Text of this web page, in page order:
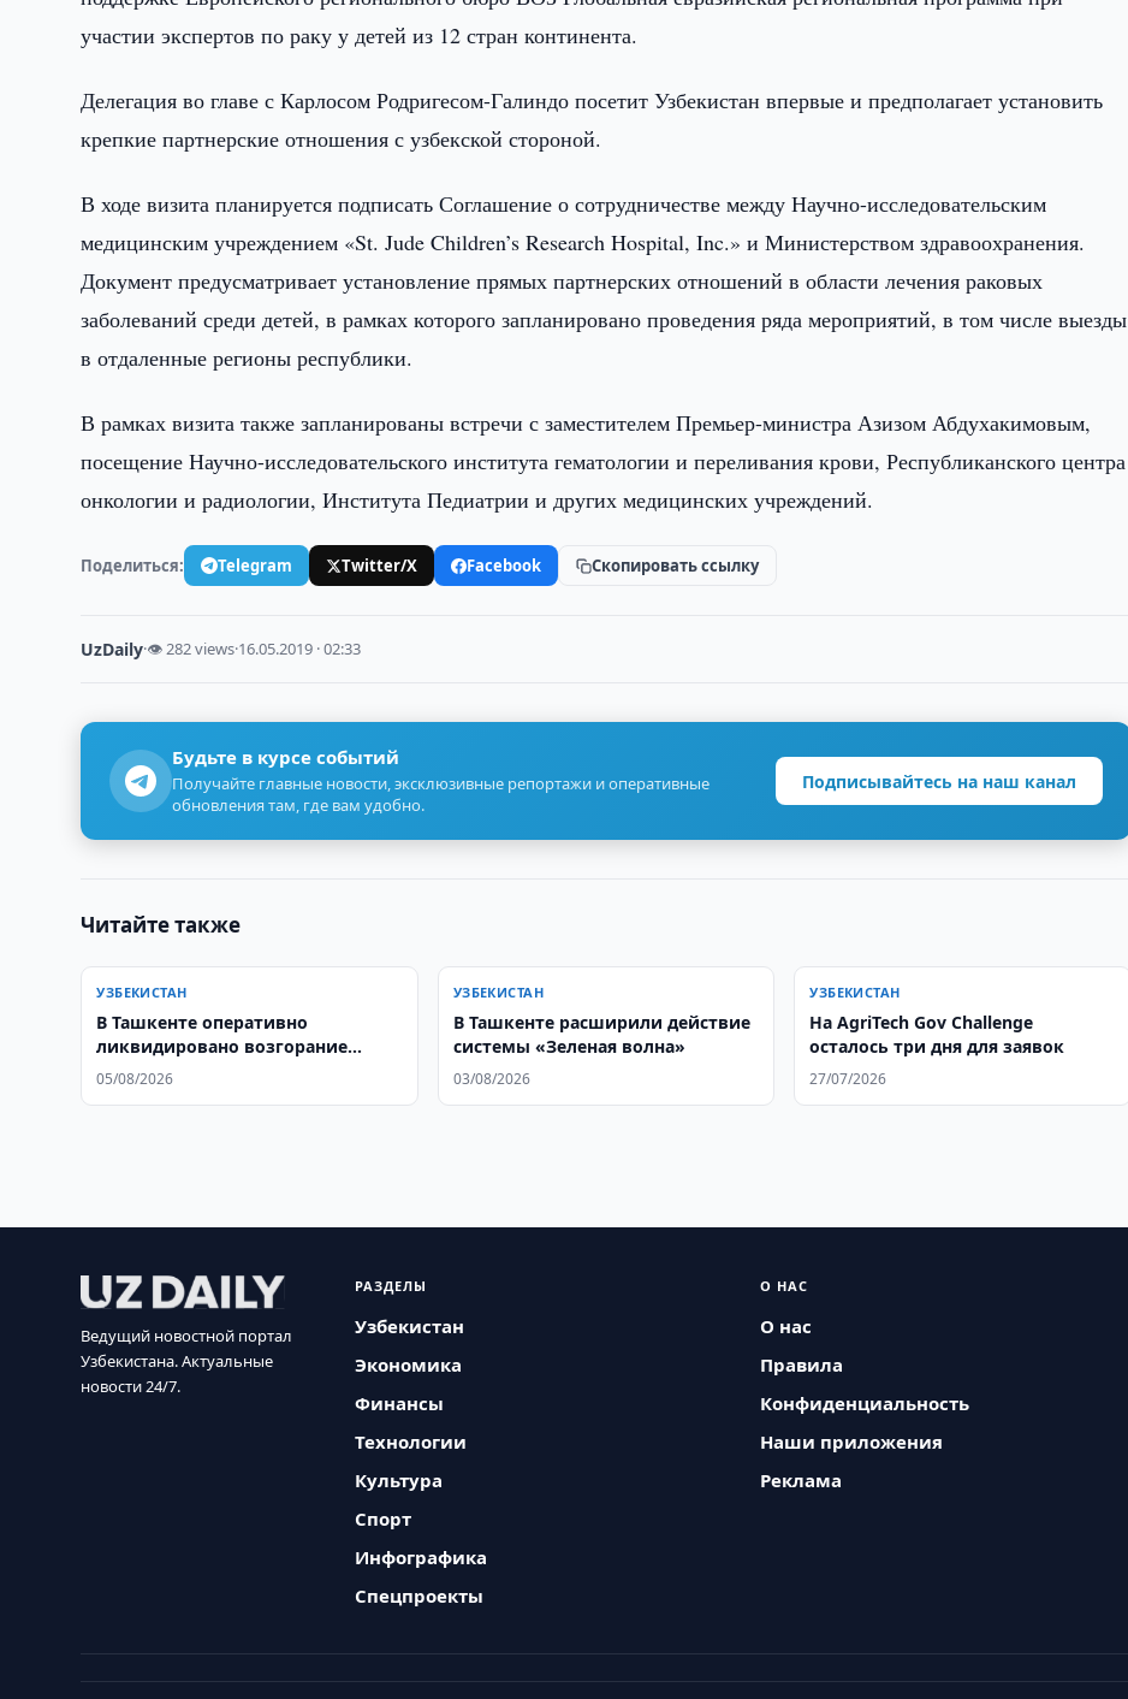
участии экспертов по раку у детей из 12 стран континента.
Делегация во главе с Карлосом Родригесом-Галиндо посетит Узбекистан впервые и предполагает установить
крепкие партнерские отношения с узбекской стороной.
В ходе визита планируется подписать Соглашение о сотрудничестве между Научно-исследовательским
медицинским учреждением «St. Jude Children’s Research Hospital, Inc.» и Министерством здравоохранения.
Документ предусматривает установление прямых партнерских отношений в области лечения раковых
заболеваний среди детей, в рамках которого запланировано проведения ряда мероприятий, в том числе выезды
в отдаленные регионы республики.
В рамках визита также запланированы встречи с заместителем Премьер-министра Азизом Абдухакимовым,
посещение Научно-исследовательского института гематологии и переливания крови, Республиканского центра
онкологии и радиологии, Института Педиатрии и других медицинских учреждений.
Поделиться: Telegram Twitter/X Facebook Скопировать ссылку
UzDaily·👁 282 views·16.05.2019 · 02:33
Будьте в курсе событий
Получайте главные новости, эксклюзивные репортажи и оперативные
обновления там, где вам удобно.
Подписывайтесь на наш канал
Читайте также
УЗБЕКИСТАН
В Ташкенте оперативно
ликвидировано возгорание
дымохода кафе
05/08/2026
УЗБЕКИСТАН
В Ташкенте расширили действие
системы «Зеленая волна»
03/08/2026
УЗБЕКИСТАН
На AgriTech Gov Challenge
осталось три дня для заявок
27/07/2026
Ведущий новостной портал
Узбекистана. Актуальные
новости 24/7.
РАЗДЕЛЫ
Узбекистан
Экономика
Финансы
Технологии
Культура
Спорт
Инфографика
Спецпроекты
О НАС
О нас
Правила
Конфиденциальность
Наши приложения
Реклама